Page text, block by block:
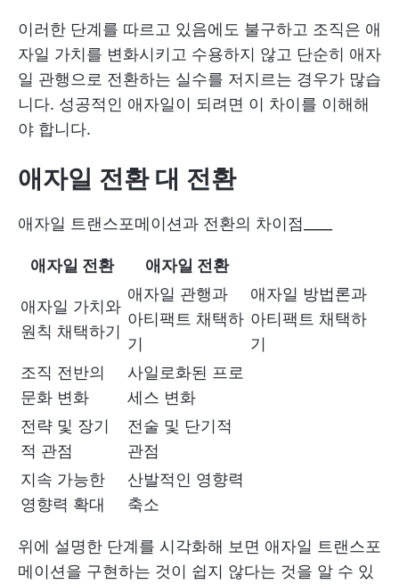
이러한 단계를 따르고 있음에도 불구하고 조직은 애
자일 가치를 변화시키고 수용하지 않고 단순히 애자
일 관행으로 전환하는 실수를 저지르는 경우가 많습
니다. 성공적인 애자일이 되려면 이 차이를 이해해
야 합니다.
애자일 전환 대 전환
애자일 트랜스포메이션과 전환의 차이점____
애자일 전환 애자일 전환
애자일 가치와
원칙 채택하기
애자일 관행과
아티팩트 채택하
기
애자일 방법론과
아티팩트 채택하
기
조직 전반의
문화 변화
사일로화된 프로
세스 변화
전략 및 장기
적 관점
전술 및 단기적
관점
지속 가능한
영향력 확대
산발적인 영향력
축소
위에 설명한 단계를 시각화해 보면 애자일 트랜스포
메이션을 구현하는 것이 쉽지 않다는 것을 알 수 있